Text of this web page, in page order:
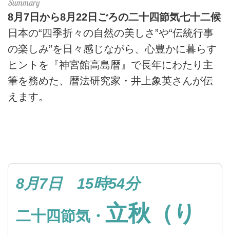
8月7日から8月22日ごろの二十四節気七十二候
日本の“四季折々の自然の美しさ”や“伝統行事
の楽しみ”を日々感じながら、心豊かに暮らす
ヒントを『神宮館高島暦』で長年にわたり主
筆を務めた、暦法研究家・井上象英さんが伝
えます。
8月7日 15時54分
二十四節気・ 立秋（り